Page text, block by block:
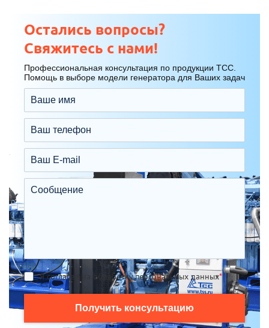
Остались вопросы?
Свяжитесь с нами!
Профессиональная консультация по продукции ТСС.
Помощь в выборе модели генератора для Ваших задач
Я согласен на обработку персональных данных*
Получить консультацию